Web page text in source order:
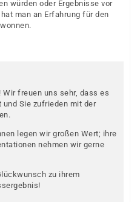
würden oder Ergebnisse vor
man an Erfahrung für den
freuen uns sehr, dass es
Sie zufrieden mit der
legen wir großen Wert; ihre
nehmen wir gerne
zu ihrem